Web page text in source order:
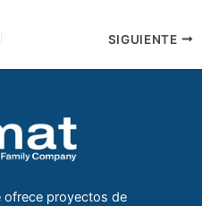
SIGUIENTE
ofrece proyectos de